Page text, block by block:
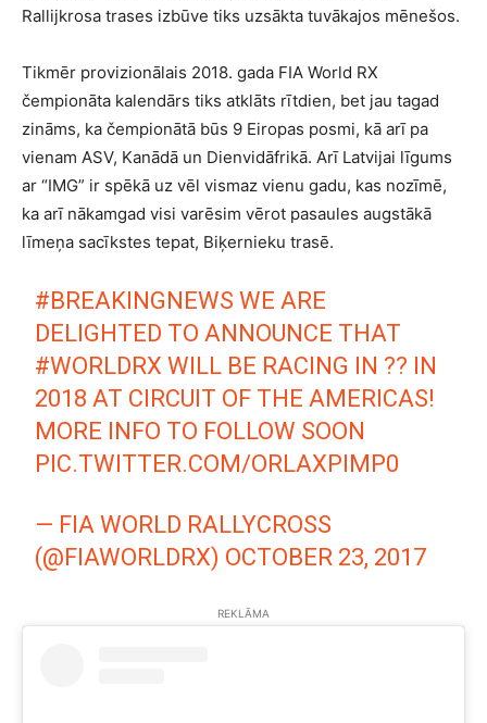
Rallijkrosa trases izbūve tiks uzsākta tuvākajos mēnešos.
Tikmēr provizionālais 2018. gada FIA World RX
čempionāta kalendārs tiks atklāts rītdien, bet jau tagad
zināms, ka čempionātā būs 9 Eiropas posmi, kā arī pa
vienam ASV, Kanādā un Dienvidāfrikā. Arī Latvijai līgums
ar “IMG” ir spēkā uz vēl vismaz vienu gadu, kas nozīmē,
ka arī nākamgad visi varēsim vērot pasaules augstākā
līmeņa sacīkstes tepat, Biķernieku trasē.
#BREAKINGNEWS WE ARE
DELIGHTED TO ANNOUNCE THAT
#WORLDRX WILL BE RACING IN ?? IN
2018 AT CIRCUIT OF THE AMERICAS!
MORE INFO TO FOLLOW SOON
PIC.TWITTER.COM/ORLAXPIMP0
— FIA WORLD RALLYCROSS
(@FIAWORLDRX) OCTOBER 23, 2017
REKLĀMA